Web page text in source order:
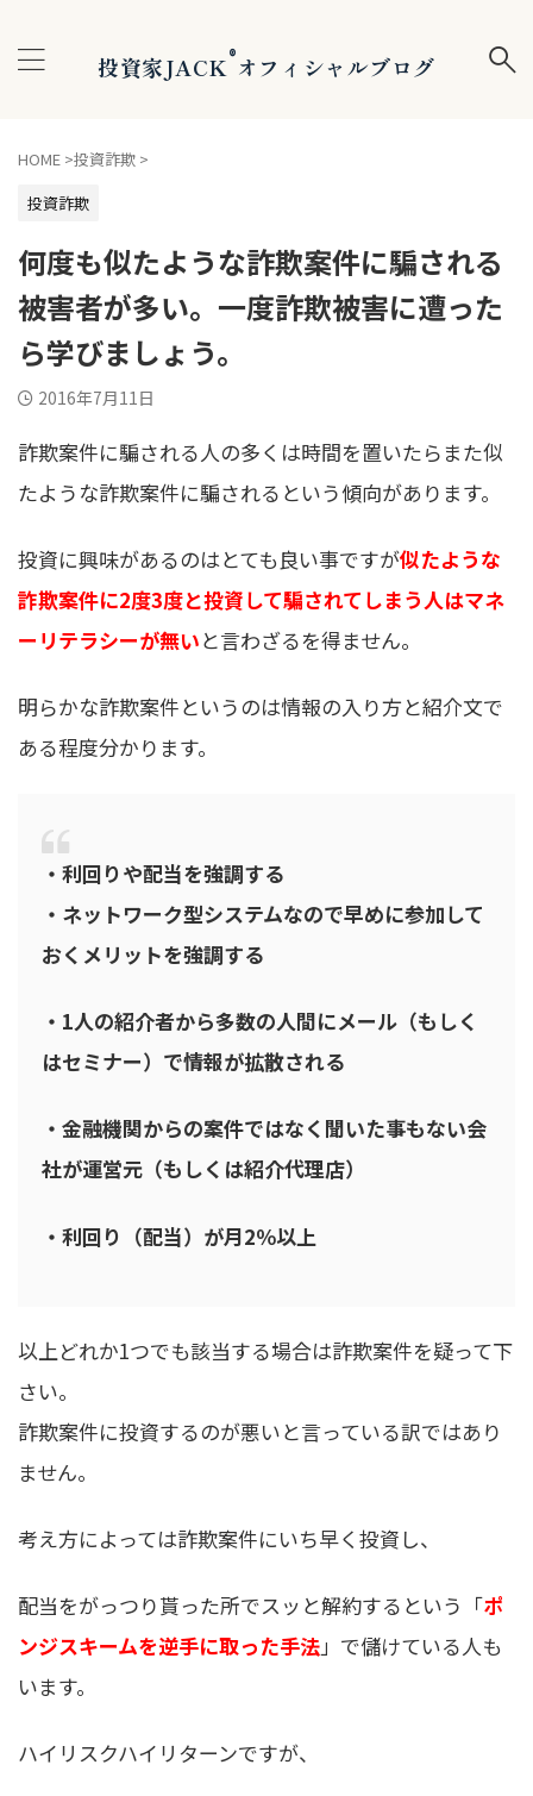
投資家JACK®オフィシャルブログ
HOME >投資詐欺 >
投資詐欺
何度も似たような詐欺案件に騙される
被害者が多い。一度詐欺被害に遭った
ら学びましょう。
2016年7月11日
詐欺案件に騙される人の多くは時間を置いたらまた似
たような詐欺案件に騙されるという傾向があります。
投資に興味があるのはとても良い事ですが似たような
詐欺案件に2度3度と投資して騙されてしまう人はマネ
ーリテラシーが無いと言わざるを得ません。
明らかな詐欺案件というのは情報の入り方と紹介文で
ある程度分かります。
・利回りや配当を強調する
・ネットワーク型システムなので早めに参加して
おくメリットを強調する
・1人の紹介者から多数の人間にメール（もしく
はセミナー）で情報が拡散される
・金融機関からの案件ではなく聞いた事もない会
社が運営元（もしくは紹介代理店）
・利回り（配当）が月2％以上
以上どれか1つでも該当する場合は詐欺案件を疑って下
さい。
詐欺案件に投資するのが悪いと言っている訳ではあり
ません。
考え方によっては詐欺案件にいち早く投資し、
配当をがっつり貰った所でスッと解約するという「ポ
ンジスキームを逆手に取った手法」で儲けている人も
います。
ハイリスクハイリターンですが、